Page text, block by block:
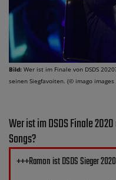
Bild: Wer ist im Finale von DSDS
seinen Siegfavoiten. (© imago
Wer ist im DSDS Finale
Songs?
+++Ramon ist DSDS Sieger